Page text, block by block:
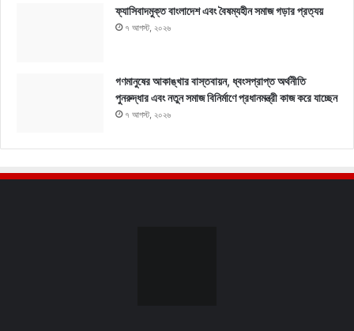
ফ্যাসিবাদমুক্ত বাংলাদেশ এবং বৈষম্যহীন সমাজ গড়ার প্রত্যয়
৭ আগস্ট, ২০২৬
গণমানুষের আকাঙ্খার বাস্তবায়ন, ধ্বংসপ্রাপ্ত অর্থনীতি
পুনরুদ্ধার এবং নতুন সমাজ বিনির্মাণে প্রধানমন্ত্রী কাজ করে যাচ্ছেন
৭ আগস্ট, ২০২৬